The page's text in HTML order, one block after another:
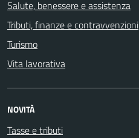
Salute, benessere e assistenza
Tributi, finanze e contravvenzioni
Turismo
Vita lavorativa
NOVITÀ
Tasse e tributi